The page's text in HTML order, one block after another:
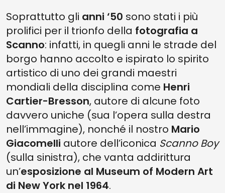
Soprattutto gli anni ‘50 sono stati i più
prolifici per il trionfo della fotografia a
Scanno: infatti, in quegli anni le strade del
borgo hanno accolto e ispirato lo spirito
artistico di uno dei grandi maestri
mondiali della disciplina come Henri
Cartier-Bresson, autore di alcune foto
davvero uniche (sua l’opera sulla destra
nell’immagine), nonché il nostro Mario
Giacomelli autore dell’iconica Scanno Boy
(sulla sinistra), che vanta addirittura
un’esposizione al Museum of Modern Art
di New York nel 1964.